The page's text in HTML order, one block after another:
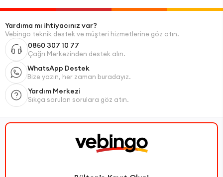
Yardıma mı ihtiyacınız var?
Vebingo teknik destek ve müşteri hizmetlerine göz atın.
0850 307 10 77
Çağrı Merkezinden destek alın.
WhatsApp Destek
Bize yazın, her zaman buradayız.
Yardım Merkezi
Sıkça sorulan sorulara göz atın.